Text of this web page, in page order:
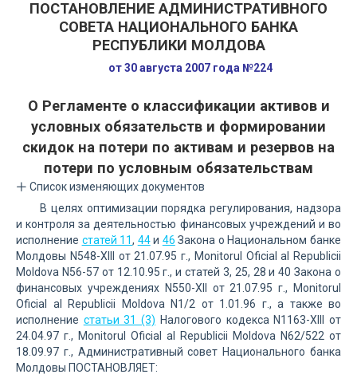
ПОСТАНОВЛЕНИЕ АДМИНИСТРАТИВНОГО
СОВЕТА НАЦИОНАЛЬНОГО БАНКА
РЕСПУБЛИКИ МОЛДОВА
от 30 августа 2007 года №224
О Регламенте о классификации активов и
условных обязательств и формировании
скидок на потери по активам и резервов на
потери по условным обязательствам
Список изменяющих документов
В целях оптимизации порядка регулирования, надзора
и контроля за деятельностью финансовых учреждений и во
исполнение статей 11, 44и 46 Закона о Национальном банке
Молдовы N548-XIII от 21.07.95 г., Monitorul Oficial al Republicii
Moldova N56-57 от 12.10.95 г., и статей 3, 25, 28 и 40 Закона о
финансовых учреждениях N550-XII от 21.07.95 г., Monitorul
Oficial al Republicii Moldova N1/2 от 1.01.96 г., а также во
исполнение статьи 31 (3) Налогового кодекса N1163-XIII от
24.04.97 г., Monitorul Oficial al Republicii Moldova N62/522 от
18.09.97 г., Административный совет Национального банка
Молдовы ПОСТАНОВЛЯЕТ: